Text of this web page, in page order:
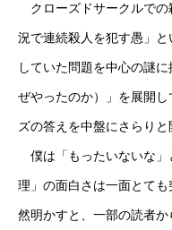
クローズドサークルでの
況で連続殺人を犯す愚」
していた問題を中心の謎
ぜやったのか）」を展開
ズの答えを中盤にさらりと
僕は「もったいないな」
理」の面白さは一面とて
然明かすと、一部の読者